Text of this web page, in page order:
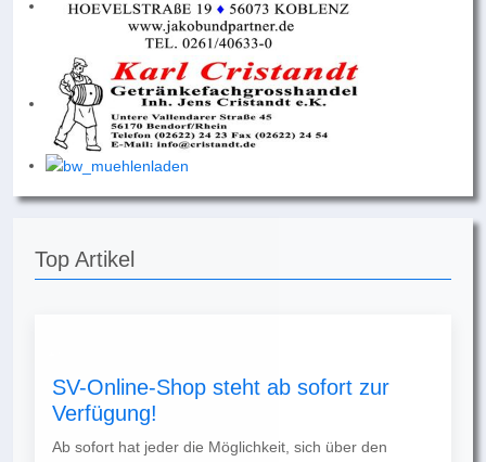
Freitag, 28. November 2025
Keine Termine
Top Artikel
SV-Online-Shop steht ab sofort zur
Verfügung!
Ab sofort hat jeder die Möglichkeit, sich über den